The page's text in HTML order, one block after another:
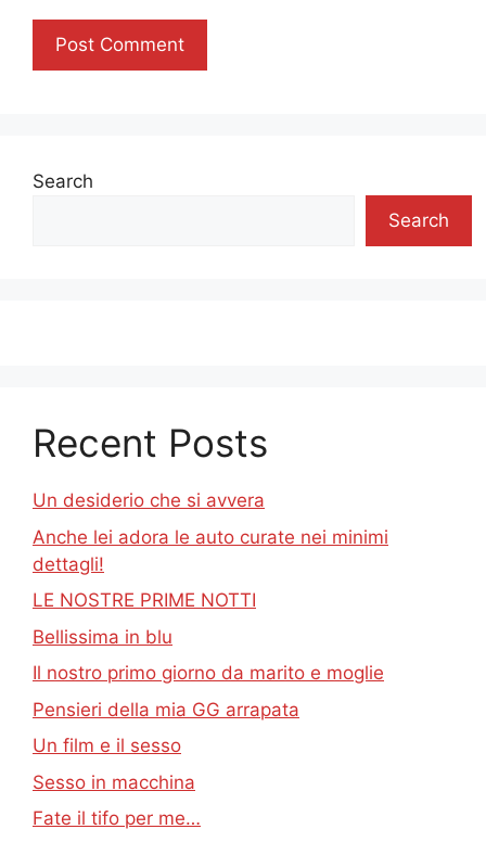
Search
Search
Recent Posts
Un desiderio che si avvera
Anche lei adora le auto curate nei minimi
dettagli!
LE NOSTRE PRIME NOTTI
Bellissima in blu
Il nostro primo giorno da marito e moglie
Pensieri della mia GG arrapata
Un film e il sesso
Sesso in macchina
Fate il tifo per me…